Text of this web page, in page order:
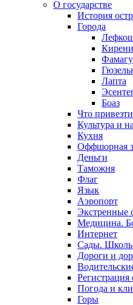
О государстве
История
Города
Лапта
Боаз
Что привезти
Культура и
Кухня
Оффшорная
Деньги
Таможня
Флаг
Язык
Аэропорт
Экстренные
Медицина.
Интернет
Сады.
Дороги и
Регистрация
Погода и
Горы